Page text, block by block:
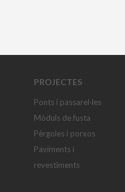
PROJECTES
Ponts i passarel·les
Mòduls de fusta
Pèrgoles i porxos
Paviments i
revestiments